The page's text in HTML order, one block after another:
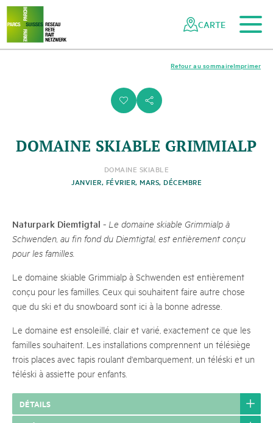
Naviguer
dans
réseau
Navigation
rapide
Vers le contenu principal
Vers la navigation mobile
Vers la recherche
Vers la zone des pieds
Vers le plan du site
CARTE
i s
Imprimer
Retour au sommaire
DOMAINE SKIABLE GRIMMIALP
DOMAINE SKIABLE
JANVIER, FÉVRIER, MARS, DÉCEMBRE
Naturpark Diemtigtal - Le domaine skiable Grimmialp à
Schwenden, au fin fond du Diemtigtal, est entièrement conçu
pour les familles.
Le domaine skiable Grimmialp à Schwenden est entièrement
conçu pour les familles. Ceux qui souhaitent faire autre chose
que du ski et du snowboard sont ici à la bonne adresse.
Le domaine est ensoleillé, clair et varié, exactement ce que les
familles souhaitent. Les installations comprennent un télésiège
trois places avec tapis roulant d'embarquement, un téléski et un
téléski à assiette pour enfants.
DÉTAILS